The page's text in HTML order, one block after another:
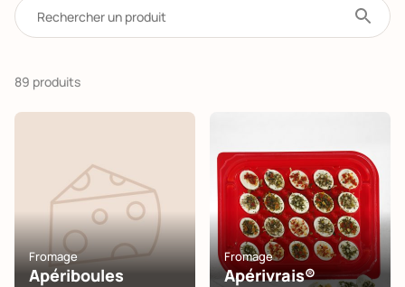
89 produits
Fromage
Apériboules
Fromage
Apérivrais®